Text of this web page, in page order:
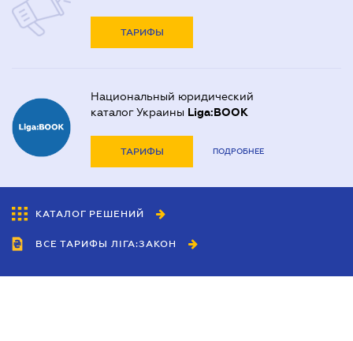
ТАРИФЫ
Национальный юридический
каталог Украины Liga:BOOK
ТАРИФЫ ПОДРОБНЕЕ
КАТАЛОГ РЕШЕНИЙ
ВСЕ ТАРИФЫ ЛІГА:ЗАКОН